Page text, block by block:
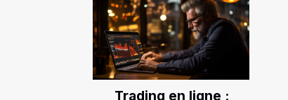
Trading en ligne :